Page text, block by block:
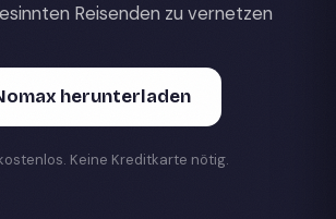
Reisenden zu vernetzen
herunterladen
Keine Kreditkarte nötig.